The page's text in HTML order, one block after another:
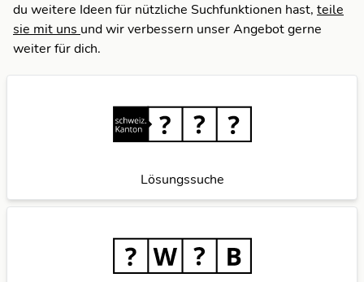
du weitere Ideen für nützliche Suchfunktionen hast, teile
sie mit uns und wir verbessern unser Angebot gerne
weiter für dich.
Lösungssuche